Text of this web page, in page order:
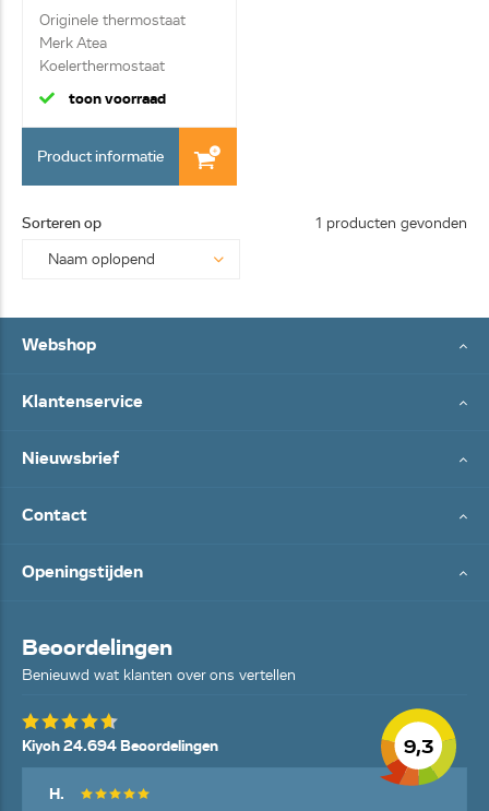
Originele thermostaat
Merk Atea
Koelerthermostaat
W+4,5/+...
toon voorraad
Product informatie
Sorteren op 1 producten gevonden
Webshop
Klantenservice
Nieuwsbrief
Contact
Openingstijden
Beoordelingen
Benieuwd wat klanten over ons vertellen
9,3
Kiyoh 24.694 Beoordelingen
H.